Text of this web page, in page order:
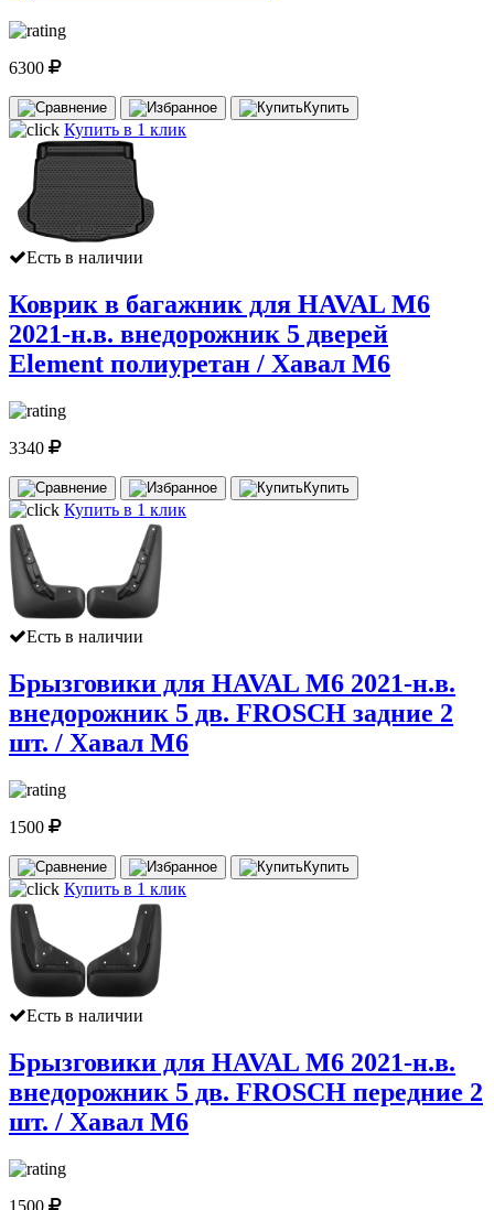
6300
Купить
Купить в 1 клик
Есть в наличии
Коврик в багажник для HAVAL M6
2021-н.в. внедорожник 5 дверей
Element полиуретан / Хавал М6
3340
Купить
Купить в 1 клик
Есть в наличии
Брызговики для HAVAL M6 2021-н.в.
внедорожник 5 дв. FROSCH задние 2
шт. / Хавал М6
1500
Купить
Купить в 1 клик
Есть в наличии
Брызговики для HAVAL M6 2021-н.в.
внедорожник 5 дв. FROSCH передние 2
шт. / Хавал М6
1500